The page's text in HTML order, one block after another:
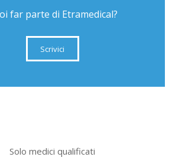
far parte di Etramedical?
Scrivici
Solo medici qualificati